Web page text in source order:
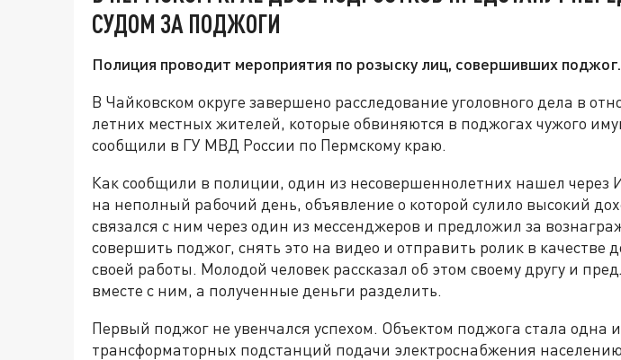
СУДОМ ЗА ПОДЖОГИ
Полиция проводит мероприятия по розыску лиц, совершивших поджог.
В Чайковском округе завершено расследование уголовного дела в
летних местных жителей, которые обвиняются в поджогах чужого
сообщили в ГУ МВД России по Пермскому краю.
Как сообщили в полиции, один из несовершеннолетних нашел через
на неполный рабочий день, объявление о которой сулило высокий
связался с ним через один из мессенджеров и предложил за
совершить поджог, снять это на видео и отправить ролик в качестве
своей работы. Молодой человек рассказал об этом своему другу и
вместе с ним, а полученные деньги разделить.
Первый поджог не увенчался успехом. Объектом поджога стала одна
трансформаторных подстанций подачи электроснабжения